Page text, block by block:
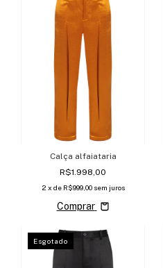
Calça alfaiataria
R$1.998,00
2 x de R$999,00 sem juros
Comprar
Esgotado